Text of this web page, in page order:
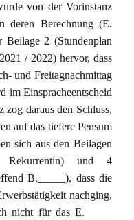
von der Vorinstanz
deren Berechnung (E.
2 (Stundenplan
/ 2022) hervor, dass
und Freitagnachmittag
im Einspracheentscheid
zog daraus den Schluss,
auf das tiefere Pensum
sich aus den Beilagen
Rekurrentin) und 4
B._____), dass die
nachging,
nicht für das E._____